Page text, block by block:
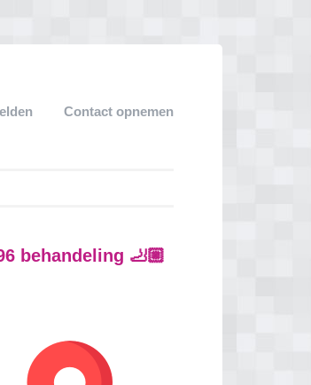
Contact opnemen
behandeling 🦶🏼